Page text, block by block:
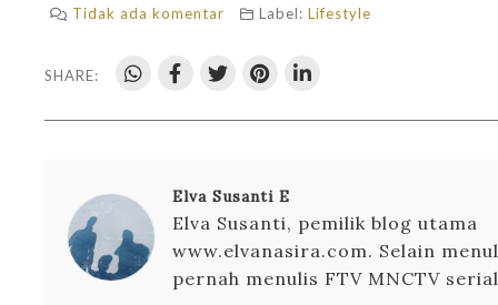
Tidak ada komentar Label: Lifestyle
SHARE:
Elva Susanti E
Elva Susanti, pemilik blog utama
www.elvanasira.com. Selain
pernah menulis FTV MNCTV